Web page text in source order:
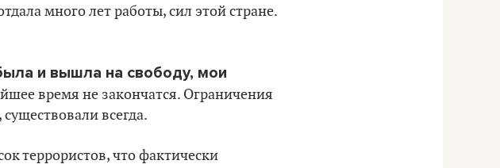
много лет работы, сил этой стране.
и вышла на свободу, мои
время не закончатся. Ограничения
всегда.
террористов, что фактически